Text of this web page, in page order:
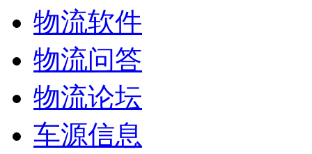
物流软件
物流问答
物流论坛
车源信息